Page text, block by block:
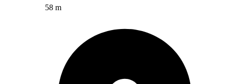
58 m